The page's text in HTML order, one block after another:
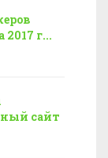
г...
сайт